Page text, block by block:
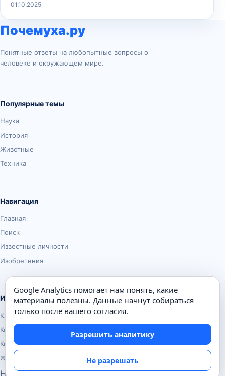
01.10.2025
Почемуха.ру
Понятные ответы на любопытные вопросы о
человеке и окружающем мире.
Популярные темы
Наука
История
Животные
Техника
Навигация
Главная
Поиск
Известные личности
Изобретения
Информация
Карта сайта
Контакты
Конфиденциальность
© Почемуха.ру, 2010–2026
Настройки аналитики
Google Analytics помогает нам понять, какие
материалы полезны. Данные начнут собираться
только после вашего согласия.
Разрешить аналитику
Не разрешать